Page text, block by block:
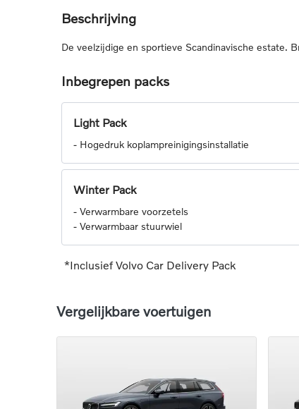
Beschrijving
De veelzijdige en sportieve Scandinavische estate.
Inbegrepen packs
Light Pack
- Hogedruk koplampreinigingsinstallatie
Winter Pack
- Verwarmbare voorzetels
- Verwarmbaar stuurwiel
*Inclusief Volvo Car Delivery Pack
Vergelijkbare voertuigen